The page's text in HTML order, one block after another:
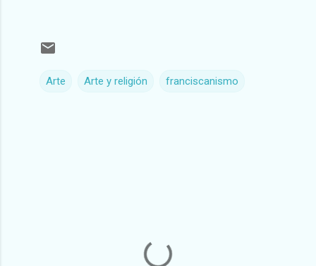
Arte Arte y religión franciscanismo